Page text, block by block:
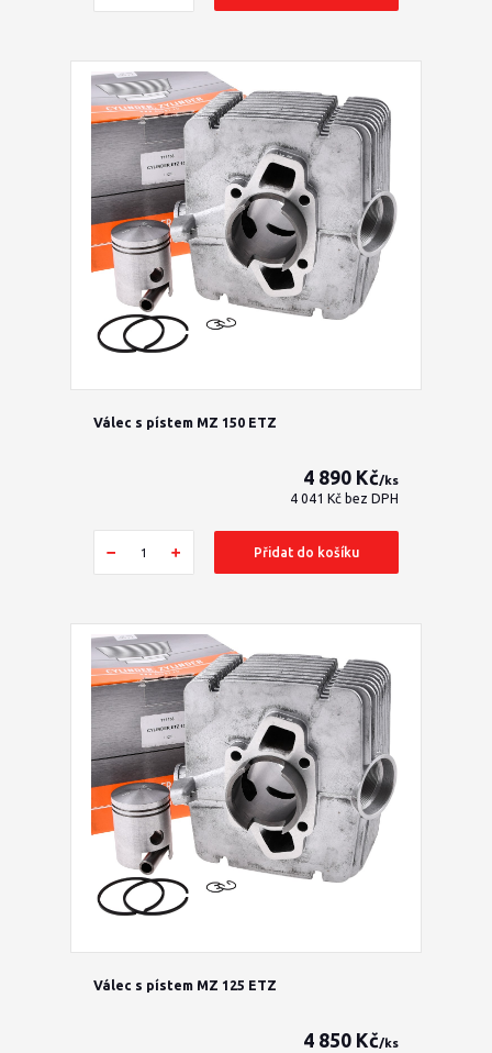
Válec s pístem MZ 150 ETZ
4 890 Kč/ks
4 041 Kč bez DPH
Přidat do košíku
Válec s pístem MZ 125 ETZ
4 850 Kč/ks